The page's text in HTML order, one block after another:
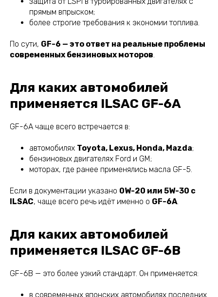
прямым впрыском;
более строгие требования к экономии топлива.
По сути, GF-6 — это ответ на реальные проблемы
современных бензиновых моторов.
Для каких автомобилей
применяется ILSAC GF-6A
GF-6A чаще всего встречается в:
автомобилях Toyota, Lexus, Honda, Mazda;
бензиновых двигателях Ford и GM;
моторах, где ранее применялись масла GF-5.
Если в документации указано 0W-20 или 5W-30 с
ILSAC, чаще всего речь идёт именно о GF-6A.
Для каких автомобилей
применяется ILSAC GF-6B
GF-6B — это более узкий стандарт. Он применяется:
в современных японских автомобилях последних